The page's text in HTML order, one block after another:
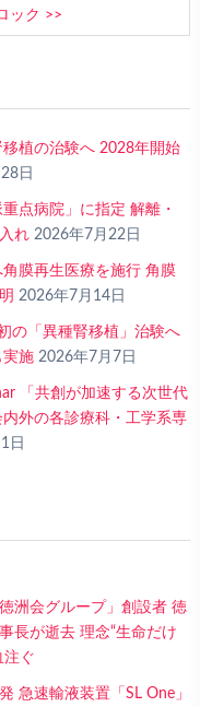
ック
植の治験へ 2028年開始
日
点病院」に指定 解離・
れ 2026年7月22日
膜再生医療を施行 角膜
2026年7月14日
の「異種腎移植」治験へ
実施 2026年7月7日
「共創が加速する次世代
外の各診療科・工学系専
日
洲会グループ」創設者 徳
長が逝去 理念“生命だけ
注ぐ
急速輸液装置「SL One」